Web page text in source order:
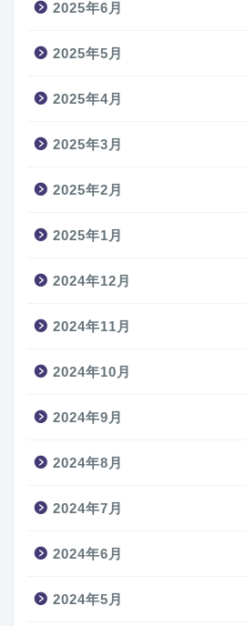
2025年6月
2025年5月
2025年4月
2025年3月
2025年2月
2025年1月
2024年12月
2024年11月
2024年10月
2024年9月
2024年8月
2024年7月
2024年6月
2024年5月